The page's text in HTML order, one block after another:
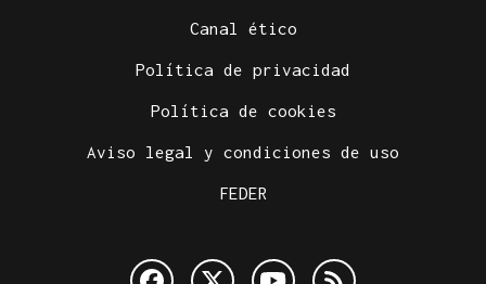
Canal ético
Política de privacidad
Política de cookies
Aviso legal y condiciones de uso
FEDER